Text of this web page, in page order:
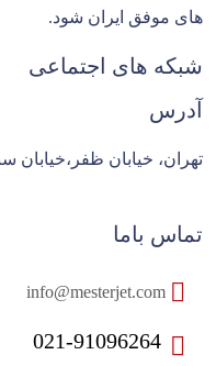
های موفق ایران شود.
شبکه های اجتماعی
آدرس
تهران، خیابان ظفر،خیابان
تماس باما
021-91096264